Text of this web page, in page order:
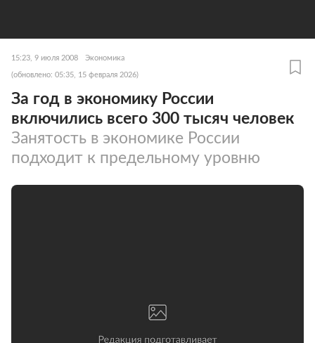
15:23, 9 июля 2008 Экономика
(обновлено: 05:35, 15 февраля 2026)
За год в экономику России
включились всего 300 тысяч человек
Занятость в экономике России
подходит к предельному уровню